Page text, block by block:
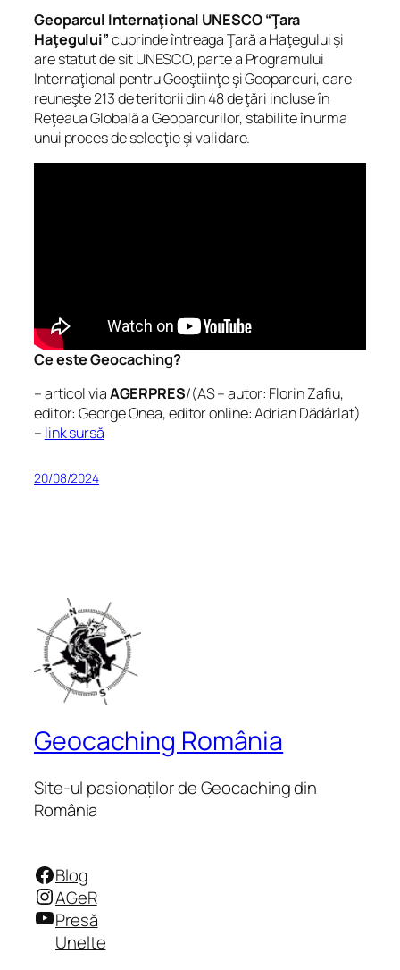
Geoparcul Internaţional UNESCO “Ţara
Haţegului”cuprinde întreaga Ţară a Haţegului şi
are statut de sit UNESCO, parte a Programului
Internaţional pentru Geoştiinţe şi Geoparcuri, care
reuneşte 213 de teritorii din 48 de ţări incluse în
Reţeaua Globală a Geoparcurilor, stabilite în urma
unui proces de selecţie şi validare.
Ce este Geocaching?
– articol viaAGERPRES/(AS – autor: Florin Zafiu,
editor: George Onea, editor online: Adrian Dădârlat)
– link sursă
20/08/2024
Geocaching România
Site-ul pasionaților de Geocaching din
România
Facebook
Instagram
YouTube
Blog
AGeR
Presă
Unelte